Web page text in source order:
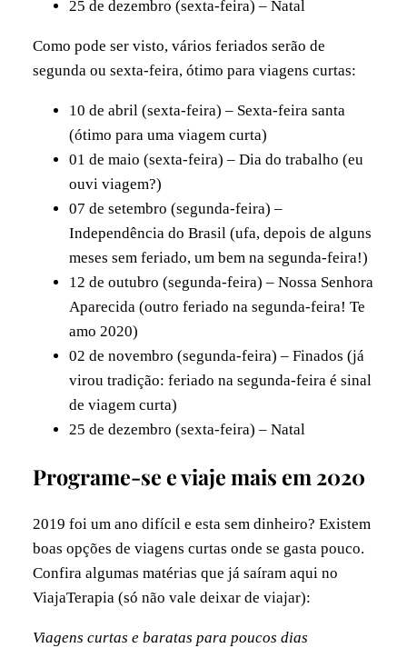
25 de dezembro (sexta-feira) – Natal
Como pode ser visto, vários feriados serão de
segunda ou sexta-feira, ótimo para viagens curtas:
10 de abril (sexta-feira) – Sexta-feira santa
(ótimo para uma viagem curta)
01 de maio (sexta-feira) – Dia do trabalho (eu
ouvi viagem?)
07 de setembro (segunda-feira) –
Independência do Brasil (ufa, depois de alguns
meses sem feriado, um bem na segunda-feira!)
12 de outubro (segunda-feira) – Nossa Senhora
Aparecida (outro feriado na segunda-feira! Te
amo 2020)
02 de novembro (segunda-feira) – Finados (já
virou tradição: feriado na segunda-feira é sinal
de viagem curta)
25 de dezembro (sexta-feira) – Natal
Programe-se e viaje mais em 2020
2019 foi um ano difícil e esta sem dinheiro? Existem
boas opções de viagens curtas onde se gasta pouco.
Confira algumas matérias que já saíram aqui no
ViajaTerapia (só não vale deixar de viajar):
Viagens curtas e baratas para poucos dias